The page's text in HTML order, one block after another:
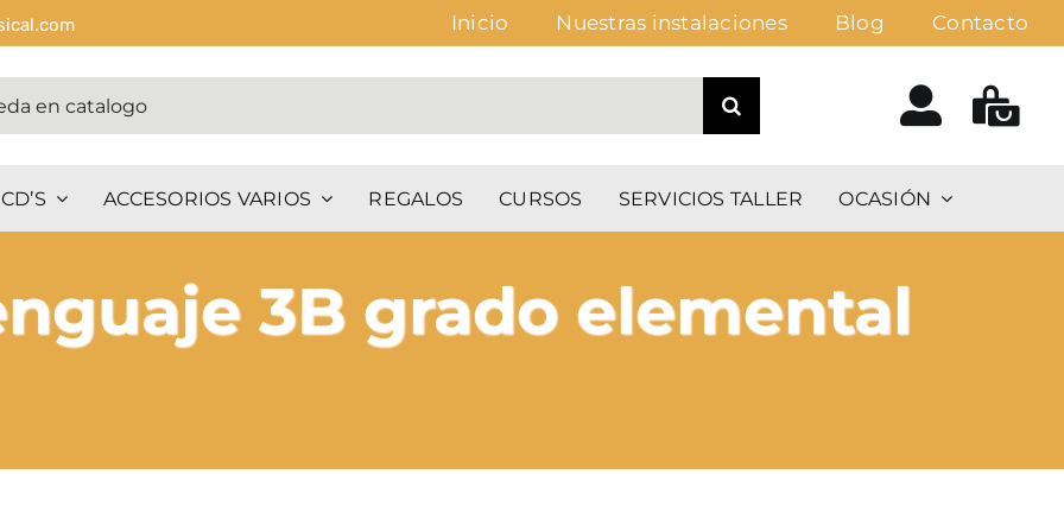
Inicio Nuestras instalaciones Blog Contacto
ACCESORIOS VARIOS REGALOS CURSOS SERVICIOS TALLER OCASIÓN
3B grado elemental